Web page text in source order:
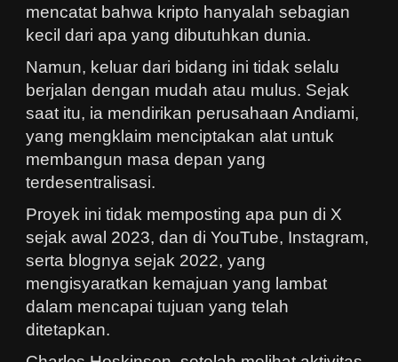
mencatat bahwa kripto hanyalah sebagian
kecil dari apa yang dibutuhkan dunia.
Namun, keluar dari bidang ini tidak selalu
berjalan dengan mudah atau mulus. Sejak
saat itu, ia mendirikan perusahaan Andiami,
yang mengklaim menciptakan alat untuk
membangun masa depan yang
terdesentralisasi.
Proyek ini tidak memposting apa pun di X
sejak awal 2023, dan di YouTube, Instagram,
serta blognya sejak 2022, yang
mengisyaratkan kemajuan yang lambat
dalam mencapai tujuan yang telah
ditetapkan.